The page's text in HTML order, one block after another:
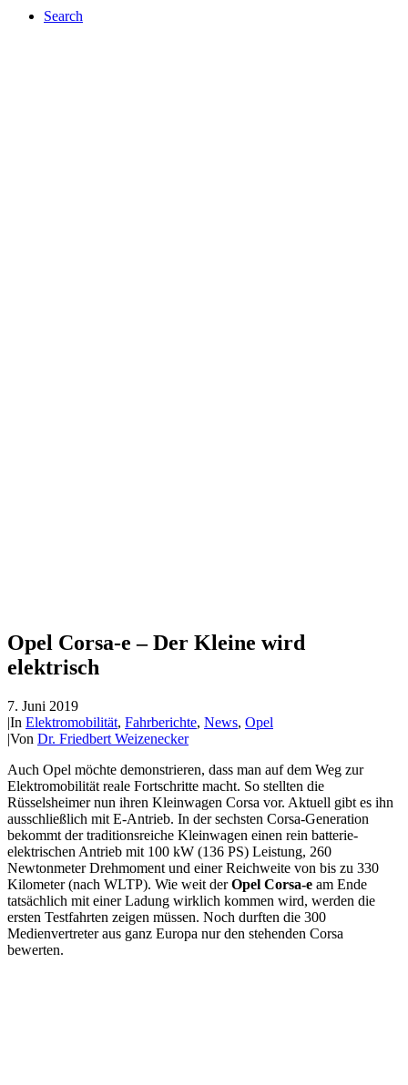
Search
Opel Corsa-e – Der Kleine wird
elektrisch
7. Juni 2019
|In Elektromobilität, Fahrberichte, News, Opel
|Von Dr. Friedbert Weizenecker
Auch Opel möchte demonstrieren, dass man auf dem Weg zur
Elektromobilität reale Fortschritte macht. So stellten die
Rüsselsheimer nun ihren Kleinwagen Corsa vor. Aktuell gibt es ihn
ausschließlich mit E-Antrieb. In der sechsten Corsa-Generation
bekommt der traditionsreiche Kleinwagen einen rein batterie-
elektrischen Antrieb mit 100 kW (136 PS) Leistung, 260
Newtonmeter Drehmoment und einer Reichweite von bis zu 330
Kilometer (nach WLTP). Wie weit derOpel Corsa-e am Ende
tatsächlich mit einer Ladung wirklich kommen wird, werden die
ersten Testfahrten zeigen müssen. Noch durften die 300
Medienvertreter aus ganz Europa nur den stehenden Corsa
bewerten.